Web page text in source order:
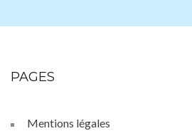
PAGES
Mentions légales